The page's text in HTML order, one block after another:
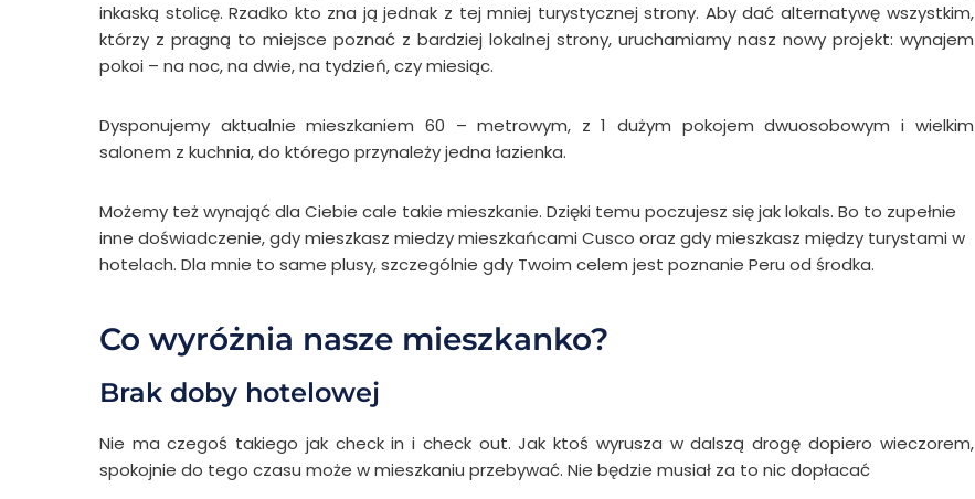
inkaską stolicę. Rzadko kto zna ją jednak z tej mniej turystycznej strony. Aby dać alternatywę wszystkim,
którzy z pragną to miejsce poznać z bardziej lokalnej strony, uruchamiamy nasz nowy projekt: wynajem
pokoi – na noc, na dwie, na tydzień, czy miesiąc.
Dysponujemy aktualnie mieszkaniem 60 – metrowym, z 1 dużym pokojem dwuosobowym i wielkim
salonem z kuchnia, do którego przynależy jedna łazienka.
Możemy też wynająć dla Ciebie cale takie mieszkanie. Dzięki temu poczujesz się jak lokals. Bo to zupełnie
inne doświadczenie, gdy mieszkasz miedzy mieszkańcami Cusco oraz gdy mieszkasz między turystami w
hotelach. Dla mnie to same plusy, szczególnie gdy Twoim celem jest poznanie Peru od środka.
Co wyróżnia nasze mieszkanko?
Brak doby hotelowej
Nie ma czegoś takiego jak check in i check out. Jak ktoś wyrusza w dalszą drogę dopiero wieczorem,
spokojnie do tego czasu może w mieszkaniu przebywać. Nie będzie musiał za to nic dopłacać